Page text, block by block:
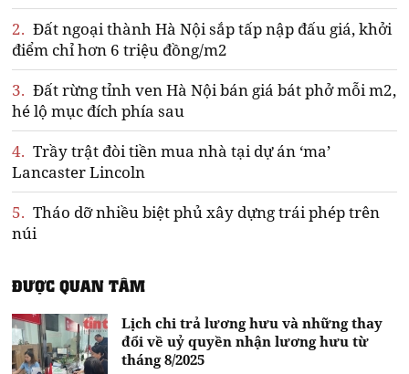
2. Đất ngoại thành Hà Nội sắp tấp nập đấu giá, khởi
điểm chỉ hơn 6 triệu đồng/m2
3. Đất rừng tỉnh ven Hà Nội bán giá bát phở mỗi m2,
hé lộ mục đích phía sau
4. Trầy trật đòi tiền mua nhà tại dự án ‘ma’
Lancaster Lincoln
5. Tháo dỡ nhiều biệt phủ xây dựng trái phép trên
núi
ĐƯỢC QUAN TÂM
Lịch chi trả lương hưu và những thay
đổi về uỷ quyền nhận lương hưu từ
tháng 8/2025